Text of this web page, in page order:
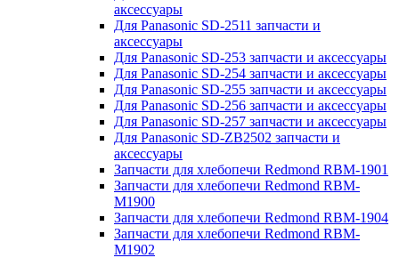
аксессуары
Для Panasonic SD-2511 запчасти и
аксессуары
Для Panasonic SD-253 запчасти и аксессуары
Для Panasonic SD-254 запчасти и аксессуары
Для Panasonic SD-255 запчасти и аксессуары
Для Panasonic SD-256 запчасти и аксессуары
Для Panasonic SD-257 запчасти и аксессуары
Для Panasonic SD-ZB2502 запчасти и
аксессуары
Запчасти для хлебопечи Redmond RBM-1901
Запчасти для хлебопечи Redmond RBM-
M1900
Запчасти для хлебопечи Redmond RBM-1904
Запчасти для хлебопечи Redmond RBM-
M1902